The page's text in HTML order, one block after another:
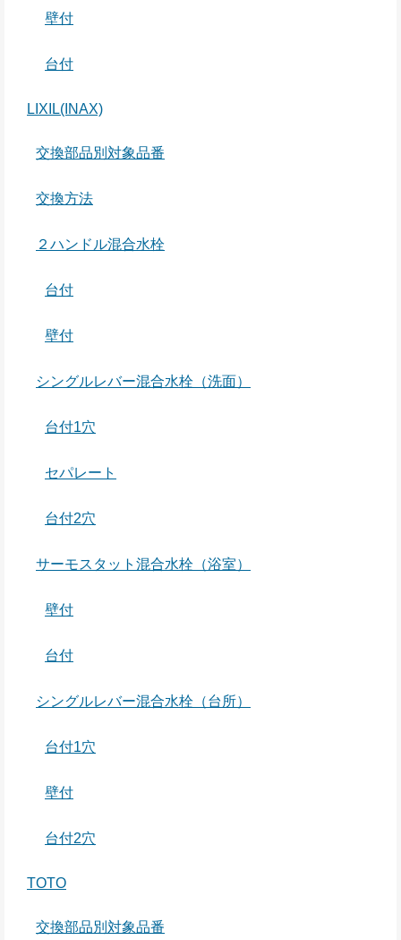
壁付
台付
LIXIL(INAX)
交換部品別対象品番
交換方法
２ハンドル混合水栓
台付
壁付
シングルレバー混合水栓（洗面）
台付1穴
セパレート
台付2穴
サーモスタット混合水栓（浴室）
壁付
台付
シングルレバー混合水栓（台所）
台付1穴
壁付
台付2穴
TOTO
交換部品別対象品番